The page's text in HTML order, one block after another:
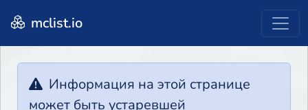
mclist.io
Информация на этой странице
может быть устаревшей